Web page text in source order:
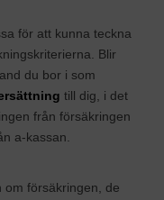
för att kunna teckna
Blir
du bor i som
till dig, i det
från försäkringen
a-kassan.
om försäkringen, de